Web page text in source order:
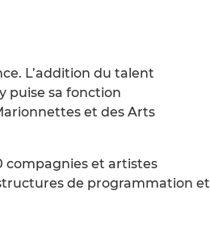
L’addition du talent
puise sa fonction
et des Arts
compagnies et artistes
de programmation et